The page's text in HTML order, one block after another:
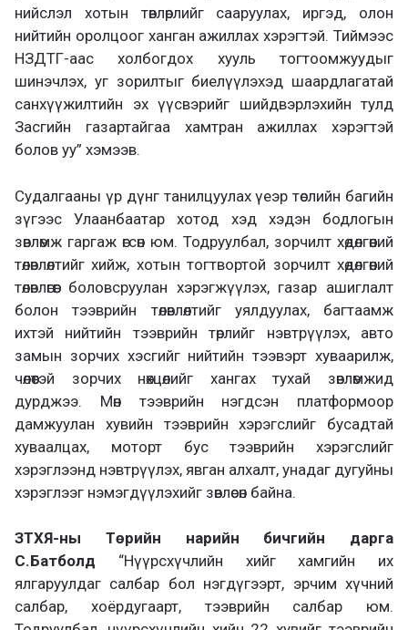
нийслэл хотын төвлөрлийг сааруулах, иргэд, олон
нийтийн оролцоог ханган ажиллах хэрэгтэй. Тиймээс
НЗДТГ-аас холбогдох хууль тогтоомжуудыг
шинэчлэх, уг зорилтыг биелүүлэхэд шаардлагатай
санхүүжилтийн эх үүсвэрийг шийдвэрлэхийн тулд
Засгийн газартайгаа хамтран ажиллах хэрэгтэй
болов уу” хэмээв.
Судалгааны үр дүнг танилцуулах үеэр төслийн багийн
зүгээс Улаанбаатар хотод хэд хэдэн бодлогын
зөвлөмж гаргаж өгсөн юм. Тодруулбал, зорчилт хөдөлгөөний
төлөвлөлтийг хийж, хотын тогтвортой зорчилт хөдөлгөөний
төлөвлөгөөг боловсруулан хэрэгжүүлэх, газар ашиглалт
болон тээврийн төлөвлөлтийг уялдуулах, багтаамж
ихтэй нийтийн тээврийн төрлийг нэвтрүүлэх, авто
замын зорчих хэсгийг нийтийн тээвэрт хуваарилж,
чөлөөтэй зорчих нөхцөлийг хангах тухай зөвлөмжид
дурджээ. Мөн тээврийн нэгдсэн платформоор
дамжуулан хувийн тээврийн хэрэгслийг бусадтай
хуваалцах, моторт бус тээврийн хэрэгслийг
хэрэглээнд нэвтрүүлэх, явган алхалт, унадаг дугуйны
хэрэглээг нэмэгдүүлэхийг зөвлөсөн байна.
ЗТХЯ-ны Төрийн нарийн бичгийн дарга
С.Батболд “Нүүрсхүчлийн хийг хамгийн их
ялгаруулдаг салбар бол нэгдүгээрт, эрчим хүчний
салбар, хоёрдугаарт, тээврийн салбар юм.